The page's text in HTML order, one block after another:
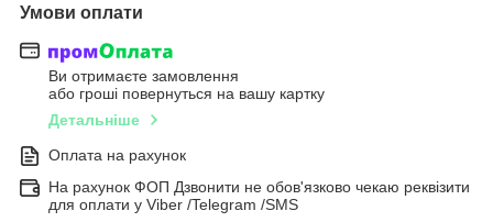
Умови оплати
Ви отримаєте замовлення
або гроші повернуться на вашу картку
Детальніше
Оплата на рахунок
На рахунок ФОП Дзвонити не обов'язково чекаю реквізити
для оплати у Viber /Telegram /SMS